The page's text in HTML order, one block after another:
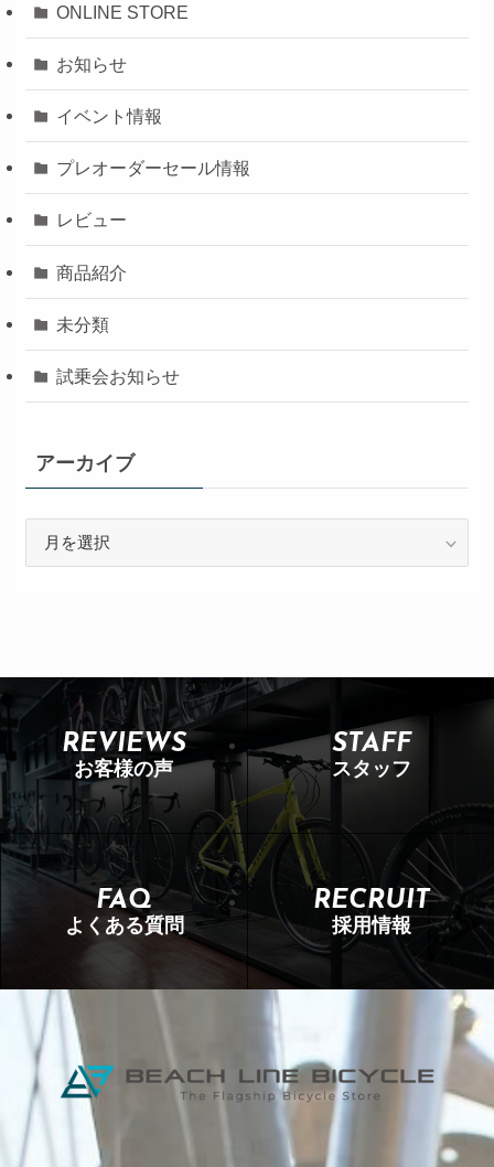
ONLINE STORE
お知らせ
イベント情報
プレオーダーセール情報
レビュー
商品紹介
未分類
試乗会お知らせ
アーカイブ
REVIEWS
お客様の声
STAFF
スタッフ
FAQ
よくある質問
RECRUIT
採用情報